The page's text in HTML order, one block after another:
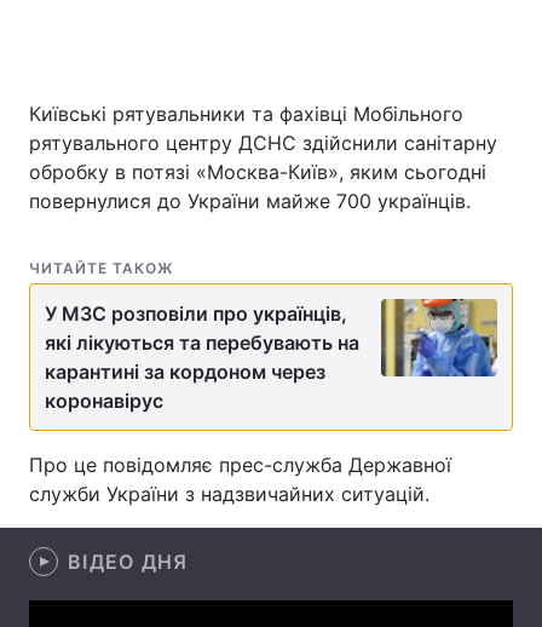
Головна Війна
Україна Політика
Економіка
Спорт
Техно і зв'язок Лайт
Зброя Інциденти
Здоров'я Туризм
Цікавинки Погода
Київські рятувальники та фахівці Мобільного
рятувального центру ДСНС здійснили санітарну
обробку в потязі «Москва-Київ», яким сьогодні
повернулися до України майже 700 українців.
ЧИТАЙТЕ ТАКОЖ
У МЗС розповіли про українців,
які лікуються та перебувають на
карантині за кордоном через
коронавірус
Про це повідомляє прес-служба Державної
служби України з надзвичайних ситуацій.
ВІДЕО ДНЯ